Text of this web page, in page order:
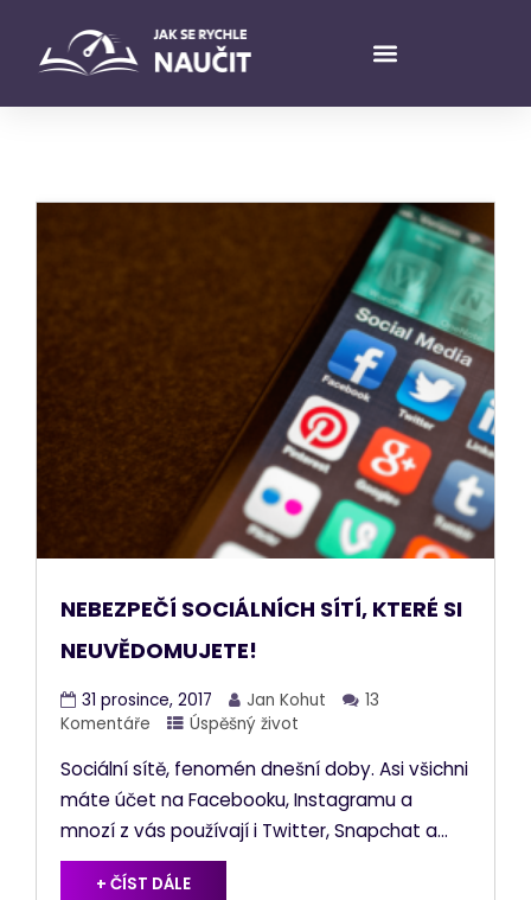
NEBEZPEČÍ SOCIÁLNÍCH SÍTÍ, KTERÉ SI
NEUVĚDOMUJETE!
31 prosince, 2017 Jan Kohut
13
Komentáře
Úspěšný život
Sociální sítě, fenomén dnešní doby. Asi všichni
máte účet na Facebooku, Instagramu a
mnozí z vás používají i Twitter, Snapchat a...
+ ČÍST DÁLE